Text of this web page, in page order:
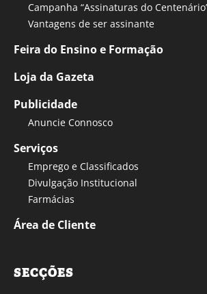
Campanha “Assinaturas do
Vantagens de ser assinante
Feira do Ensino e Formação
Loja da Gazeta
Publicidade
Anuncie Connosco
Serviços
Emprego e Classificados
Divulgação Institucional
Farmácias
Área de Cliente
SECÇÕES